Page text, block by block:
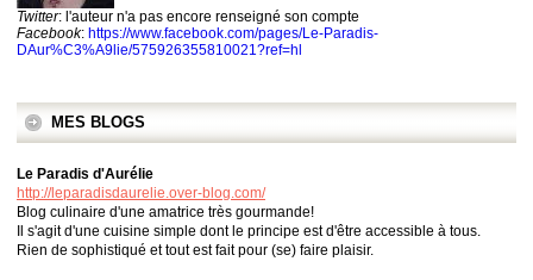
Twitter: l'auteur n'a pas encore renseigné son compte
Facebook: https://www.facebook.com/pages/Le-Paradis-
DAur%C3%A9lie/575926355810021?ref=hl
MES BLOGS
Le Paradis d'Aurélie
http://leparadisdaurelie.over-blog.com/
Blog culinaire d'une amatrice très gourmande!
Il s'agit d'une cuisine simple dont le principe est d'être accessible à tous.
Rien de sophistiqué et tout est fait pour (se) faire plaisir.